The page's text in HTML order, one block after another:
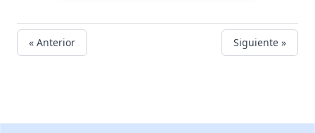
« Anterior Siguiente »